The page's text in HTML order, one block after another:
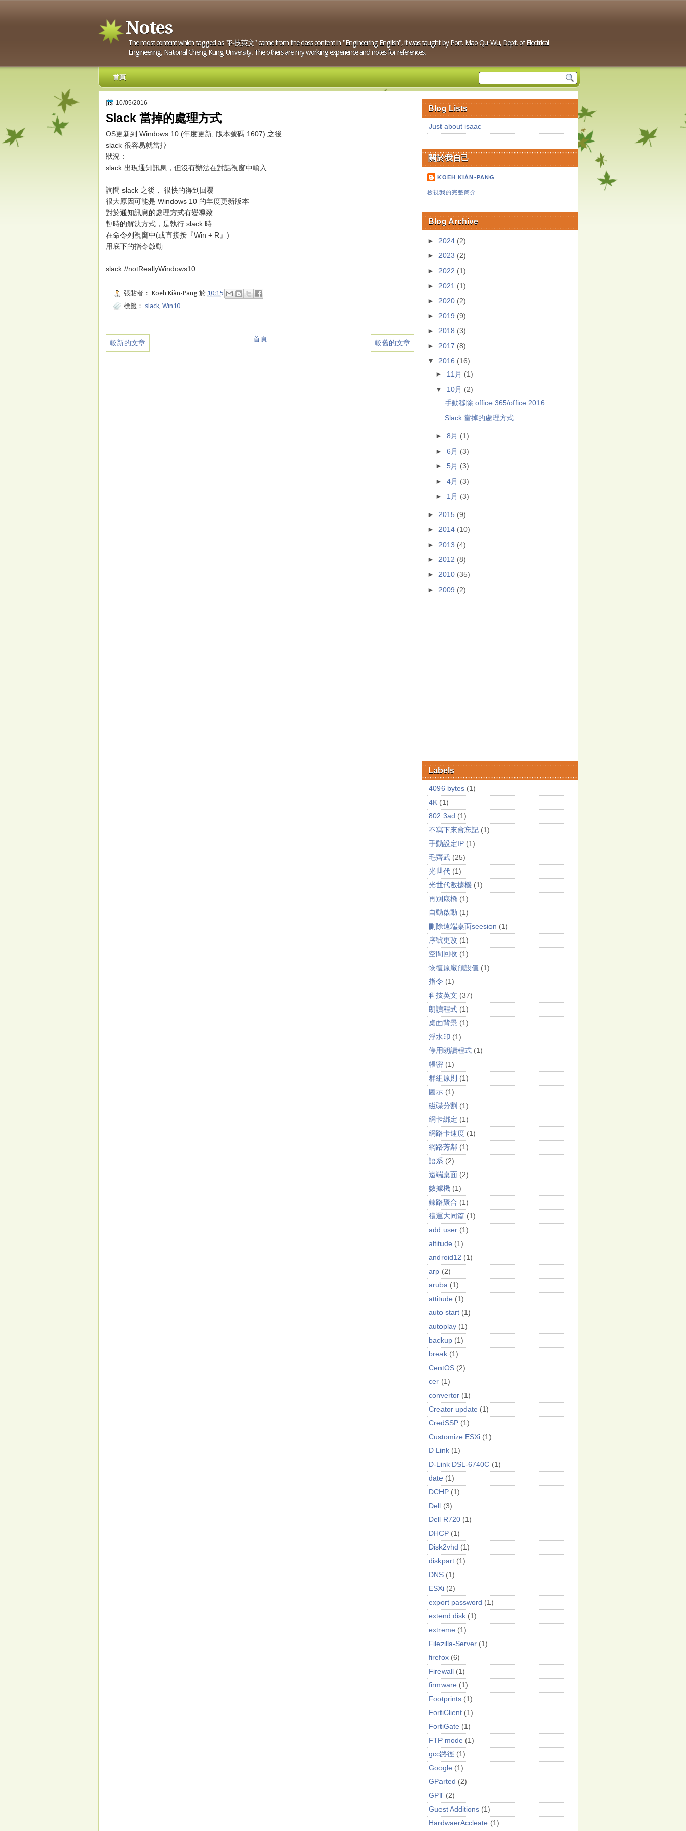
Notes
The most content which tagged as "科技英文" came from the class content in "Engineering English", it was taught by Porf. Mao Qu-Wu, Dept. of Electrical
Engineering, National Cheng Kung University. The others are my working experience and notes for references.
首頁
10/05/2016
Slack 當掉的處理方式
OS更新到 Windows 10 (年度更新, 版本號碼 1607) 之後
slack 很容易就當掉
狀況：
slack 出現通知訊息，但沒有辦法在對話視窗中輸入
詢問 slack 之後， 很快的得到回覆
很大原因可能是 Windows 10 的年度更新版本
對於通知訊息的處理方式有變導致
暫時的解決方式，是執行 slack 時
在命令列視窗中(或直接按『Win + R』)
用底下的指令啟動
slack://notReallyWindows10
張貼者： Koeh Kiàn-Pang 於 10:15
標籤： slack, Win10
較新的文章 較舊的文章
首頁
Blog Lists
Just about isaac
關於我自己
KOEH KIÀN-PANG
檢視我的完整簡介
Blog Archive
► 2024 (2)
► 2023 (2)
► 2022 (1)
► 2021 (1)
► 2020 (2)
► 2019 (9)
► 2018 (3)
► 2017 (8)
▼ 2016 (16)
► 11月 (1)
▼ 10月 (2)
手動移除 office 365/office 2016
Slack 當掉的處理方式
►8月 (1)
►6月 (3)
►5月 (3)
►4月 (3)
► 1月 (3)
► 2015 (9)
► 2014 (10)
► 2013 (4)
► 2012 (8)
► 2010 (35)
► 2009 (2)
Labels
4096 bytes (1)
4K (1)
802.3ad (1)
不寫下來會忘記 (1)
手動設定IP (1)
毛齊武 (25)
光世代 (1)
光世代數據機 (1)
再別康橋 (1)
自動啟動 (1)
刪除遠端桌面seesion (1)
序號更改 (1)
空間回收 (1)
恢復原廠預設值 (1)
指令 (1)
科技英文 (37)
朗讀程式 (1)
桌面背景 (1)
浮水印 (1)
停用朗讀程式 (1)
帳密 (1)
群組原則 (1)
圖示 (1)
磁碟分割 (1)
網卡綁定 (1)
網路卡速度 (1)
網路芳鄰 (1)
語系 (2)
遠端桌面 (2)
數據機 (1)
鍊路聚合 (1)
禮運大同篇 (1)
add user (1)
altitude (1)
android12 (1)
arp (2)
aruba (1)
attitude (1)
auto start (1)
autoplay (1)
backup (1)
break (1)
CentOS (2)
cer (1)
convertor (1)
Creator update (1)
CredSSP (1)
Customize ESXi (1)
D Link (1)
D-Link DSL-6740C (1)
date (1)
DCHP (1)
Dell
(3)
Dell R720 (1)
DHCP (1)
Disk2vhd (1)
diskpart (1)
DNS (1)
ESXi (2)
export password (1)
extend disk (1)
extreme (1)
Filezilla-Server (1)
firefox (6)
Firewall
(1)
firmware (1)
Footprints (1)
FortiClient (1)
FortiGate (1)
FTP mode (1)
gcc路徑 (1)
Google (1)
GParted (2)
GPT (2)
Guest Additions (1)
HardwaerAccleate (1)